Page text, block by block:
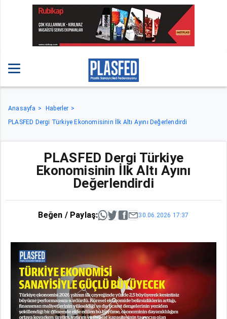
Anasayfa
Haberler
PLASFED Dergi Türkiye Ekonomisinin İlk Altı Ayını Değerlendirdi
PLASFED Dergi Türkiye
Ekonomisinin İlk Altı Ayını
Değerlendirdi
Beğen / Paylaş: 30.06.2026 17:37